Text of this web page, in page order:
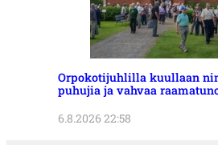
Orpokotijuhlilla kuullaan
puhujia ja vahvaa
6.8.2026 22:58